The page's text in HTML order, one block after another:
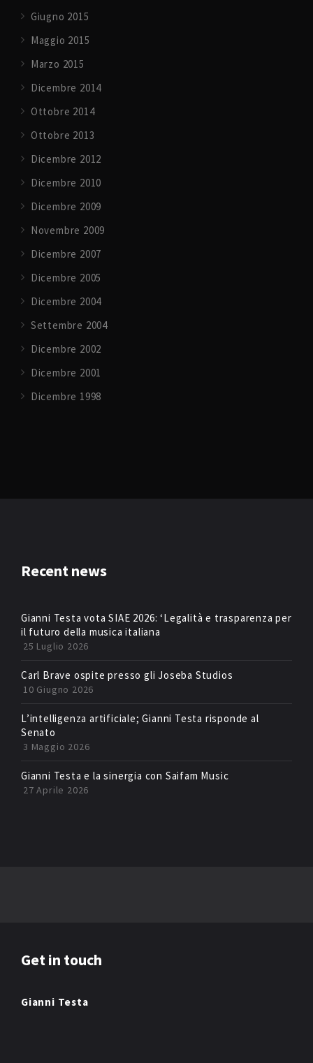
Giugno 2015
Maggio 2015
Marzo 2015
Dicembre 2014
Ottobre 2014
Ottobre 2013
Dicembre 2012
Dicembre 2010
Dicembre 2009
Novembre 2009
Dicembre 2007
Dicembre 2005
Dicembre 2004
Settembre 2004
Dicembre 2002
Dicembre 2001
Dicembre 1998
Recent news
Gianni Testa vota SIAE 2026: ‘Legalità e trasparenza per
il futuro della musica italiana
25 Luglio 2026
Carl Brave ospite presso gli Joseba Studios
10 Giugno 2026
L’intelligenza artificiale; Gianni Testa risponde al
Senato
3 Maggio 2026
Gianni Testa e la sinergia con Saifam Music
27 Aprile 2026
Get in touch
Gianni Testa